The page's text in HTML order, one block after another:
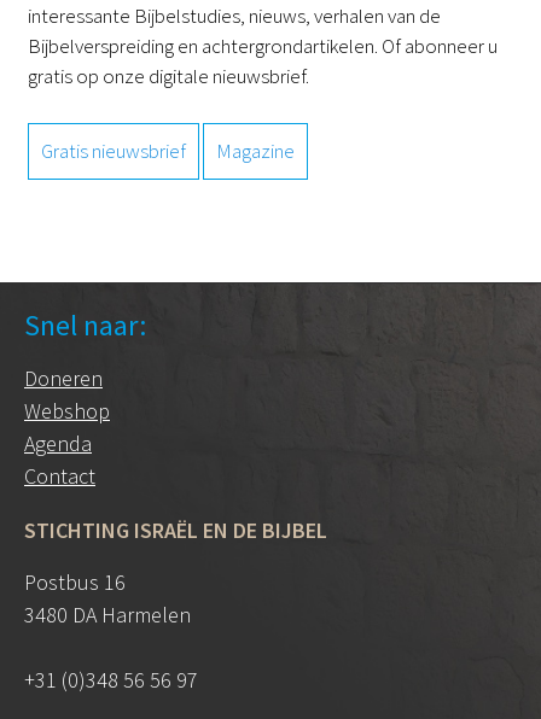
interessante Bijbelstudies, nieuws, verhalen van de
Bijbelverspreiding en achtergrondartikelen. Of abonneer u
gratis op onze digitale nieuwsbrief.
Gratis nieuwsbrief Magazine
Snel naar:
Doneren
Webshop
Agenda
Contact
STICHTING ISRAËL EN DE BIJBEL
Postbus 16
3480 DA Harmelen
+31 (0)348 56 56 97